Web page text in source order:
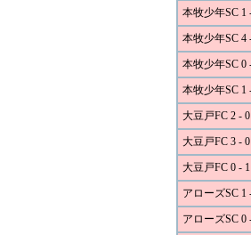
本牧少年SC 1
本牧少年SC 4
本牧少年SC 0
本牧少年SC 1
大豆戸FC 2 -
大豆戸FC 3 -
大豆戸FC 0 -
アローズSC
アローズSC 0